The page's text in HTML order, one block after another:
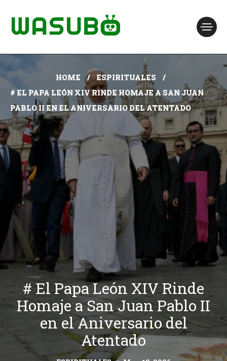
HOME
ESPIRITUALES
# EL PAPA LEÓN XIV RINDE HOMAJE A SAN JUAN
PABLO II EN EL ANIVERSARIO DEL ATENTADO
# El Papa León XIV Rinde
Homaje a San Juan Pablo II
en el Aniversario del
Atentado